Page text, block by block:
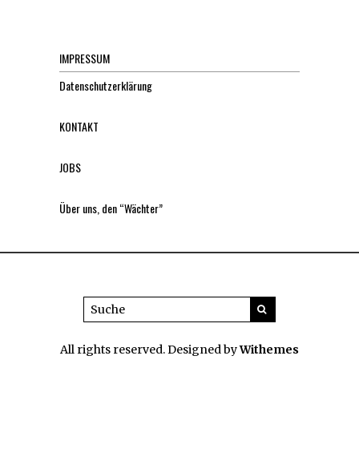
IMPRESSUM
Datenschutzerklärung
KONTAKT
JOBS
Über uns, den “Wächter”
All rights reserved. Designed byWithemes